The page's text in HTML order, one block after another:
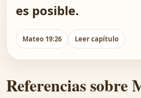
es posible.
Mateo 19:26 Leer capítulo
Referencias sobre